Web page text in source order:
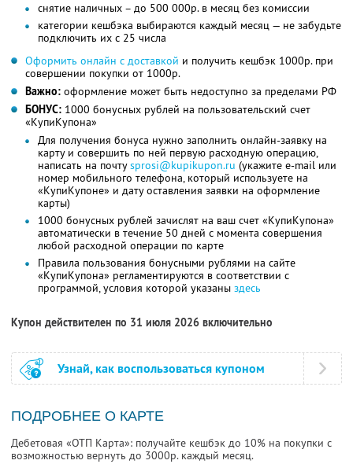
снятие наличных – до 500 000р. в месяц без комиссии
категории кешбэка выбираются каждый месяц — не забудьте
подключить их с 25 числа
Оформить онлайн с доставкой и получить кешбэк 1000р. при
совершении покупки от 1000р.
Важно: оформление может быть недоступно за пределами РФ
БОНУС: 1000 бонусных рублей на пользовательский счет
«КупиКупона»
Для получения бонуса нужно заполнить онлайн-заявку на
карту и совершить по ней первую расходную операцию,
написать на почтуsprosi@kupikupon.ru (укажите e-mail или
номер мобильного телефона, который используете на
«КупиКупоне» и дату оставления заявки на оформление
карты)
1000 бонусных рублей зачислят на ваш счет «КупиКупона»
автоматически в течение 50 дней с момента совершения
любой расходной операции по карте
Правила пользования бонусными рублями на сайте
«КупиКупона» регламентируются в соответствии с
программой, условия которой указаны здесь
Купон действителен по 31 июля 2026 включительно
Узнай, как воспользоваться купоном
ПОДРОБНЕЕ О КАРТЕ
Дебетовая «ОТП Карта»: получайте кешбэк до 10% на покупки с
возможностью вернуть до 3000р. каждый месяц.